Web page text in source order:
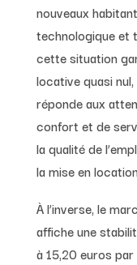
nouveaux
technologique et
cette situation
locative quasi
réponde aux
confort et de
la qualité de
la mise en
À l’inverse, le
affiche une
à 15,20 euros